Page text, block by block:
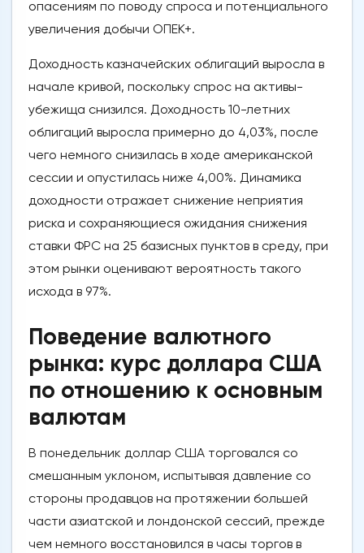
опасениям по поводу спроса и потенциального
увеличения добычи ОПЕК+.
Доходность казначейских облигаций выросла в
начале кривой, поскольку спрос на активы-
убежища снизился. Доходность 10-летних
облигаций выросла примерно до 4,03%, после
чего немного снизилась в ходе американской
сессии и опустилась ниже 4,00%. Динамика
доходности отражает снижение неприятия
риска и сохраняющиеся ожидания снижения
ставки ФРС на 25 базисных пунктов в среду, при
этом рынки оценивают вероятность такого
исхода в 97%.
Поведение валютного
рынка: курс доллара США
по отношению к основным
валютам
В понедельник доллар США торговался со
смешанным уклоном, испытывая давление со
стороны продавцов на протяжении большей
части азиатской и лондонской сессий, прежде
чем немного восстановился в часы торгов в